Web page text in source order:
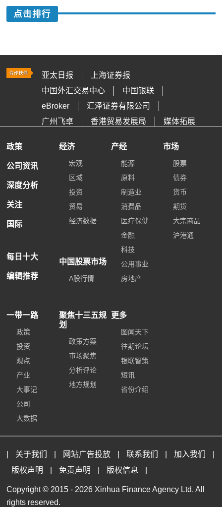
点击排行
亚太日报
上海证券报
中国外汇交易中心
中国银联
eBroker
汇泽证券有限公司
广州飞卓
香港贸易发展局 媒体拓展
政策
公司资讯
深度分析
关注
国际
每日十大
编辑推荐
经济
宏观
区域
投资
贸易
经济数据
中国股票市场
A股行情
产经
能源
原料
制造业
消费品
医疗保健
金融
科技
公用事业
房地产
市场
股票
债券
货币
期货
大宗商品
沪港通
一带一路
政策
投资
观点
产业
大事记
公司
大数据
聚焦十三五规
划
政策方案
市场聚焦
分析评论
地方规划
更多
图闻天下
往期论坛
银联智策
短讯
省份介绍
关于我们 网站广告投放 联系我们 加入我们
版权声明
免责声明 版权信息
Copyright © 2015 - 2026 Xinhua Finance Agency Ltd. All
rights reserved.